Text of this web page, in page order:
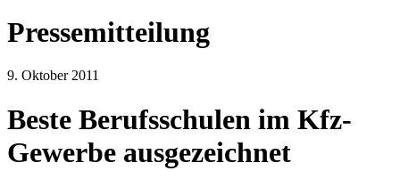
Pressemitteilung
9. Oktober 2011
Beste Berufsschulen im Kfz-
Gewerbe ausgezeichnet